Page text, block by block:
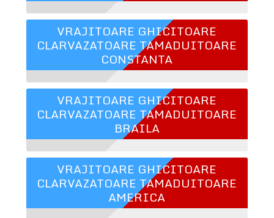
VRAJITOARE GHICITOARE
CLARVAZATOARE TAMADUITOARE
CONSTANTA
VRAJITOARE GHICITOARE
CLARVAZATOARE TAMADUITOARE
BRAILA
VRAJITOARE GHICITOARE
CLARVAZATOARE TAMADUITOARE
AMERICA